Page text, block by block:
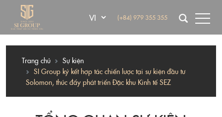
(+84) 979 355 355
Trang chủ
Sự kiện
SI Group ký kết hợp tác chiến lược tại sự kiện đầu tư
Solomon, thúc đẩy phát triển Đặc khu Kinh tế SEZ